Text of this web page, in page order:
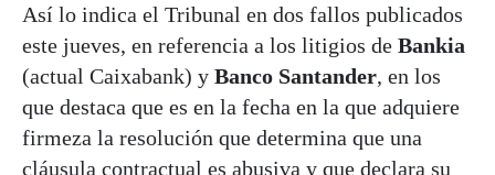
Así lo indica el Tribunal en dos fallos publicados
este jueves, en referencia a los litigios de Bankia
(actual Caixabank) y Banco Santander, en los
que destaca que es en la fecha en la que adquiere
firmeza la resolución que determina que una
cláusula contractual es abusiva y que declara su